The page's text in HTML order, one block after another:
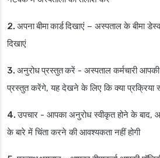
2. अपना बीमा कार्ड दिखाएं – अस्पताल के बीमा
दिखाएं
3. अनुरोध प्रस्तुत करें - अस्पताल कर्मचारी
प्रस्तुत करेंगे, यह देखने के लिए कि क्या प्रक्रिया
4. उपचार - आपका अनुरोध स्वीकृत होने के बाद,
के बारे में चिंता करने की आवश्यकता नहीं होगी